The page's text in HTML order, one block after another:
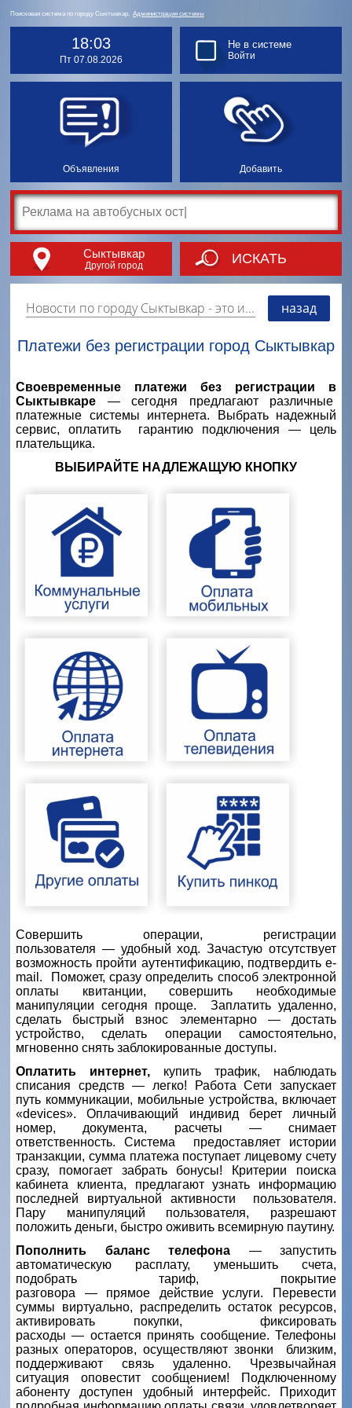
Поисковая система по городу Сыктывкар. Администрация системы
18:03
Пт 07.08.2026
Объявления Добавить
Не в системе
Войти
Сыктывкар
Другой город ИСКАТЬ
Новости по городу Сыктывкар - это информация о событиях, мероприятиях и торгово-коммерческой деятельности города. Страницу наполняют платные и бесплатные объявления, имеющие функцию "поднятия вверх списка". назад
Платежи без регистрации город Сыктывкар
Своевременные платежи без регистрации в
Сыктывкаре
—сегодня предлагают различные
платежные системы интернета. Выбрать надежный
сервис, оплатить гарантию подключения — цель
плательщика.
ВЫБИРАЙТЕ НАДЛЕЖАЩУЮ КНОПКУ
Совершить операции, регистрации
пользователя —удобный ход. Зачастую отсутствует
возможность пройти аутентификацию, подтвердить e-
mail . Поможет, сразу определить способ электронной
оплаты квитанции, совершить необходимые
манипуляции сегодня проще. Заплатить удаленно,
сделать быстрый взнос элементарно —достать
устройство, сделать операции самостоятельно,
мгновенно снять заблокированные доступы.
Оплатить интернет, купить трафик, наблюдать
списания средств— легко! Работа Сети запускает
путь коммуникации, мобильные устройства, включает
«devices». Оплачивающий индивид берет личный
номер, документа, расчеты —снимает
ответственность. Система предоставляет истории
транзакции, сумма платежа поступает лицевому счету
сразу, помогает забрать бонусы! Критерии поиска
кабинета клиента, предлагают узнать информацию
последней виртуальной активности пользователя.
Пару манипуляций пользователя, разрешают
положить деньги, быстро оживить всемирную паутину.
Пополнить баланс телефона — запустить
автоматическую расплату, уменьшить счета,
подобрать тариф, покрытие
разговора —прямое действие услуги. Перевести
суммы виртуально, распределить остаток ресурсов,
активировать покупки, фиксировать
расходы— остается принять сообщение. Телефоны
разных операторов, осуществляют звонки близким,
поддерживают связь удаленно. Чрезвычайная
ситуация оповестит сообщением! Подключенному
абоненту доступен удобный интерфейс. Приходит